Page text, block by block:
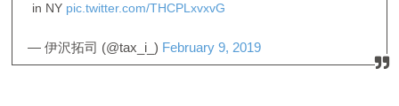
in NY pic.twitter.com/THCPLxvxvG
— 伊沢拓司 (@tax_i_) February 9, 2019